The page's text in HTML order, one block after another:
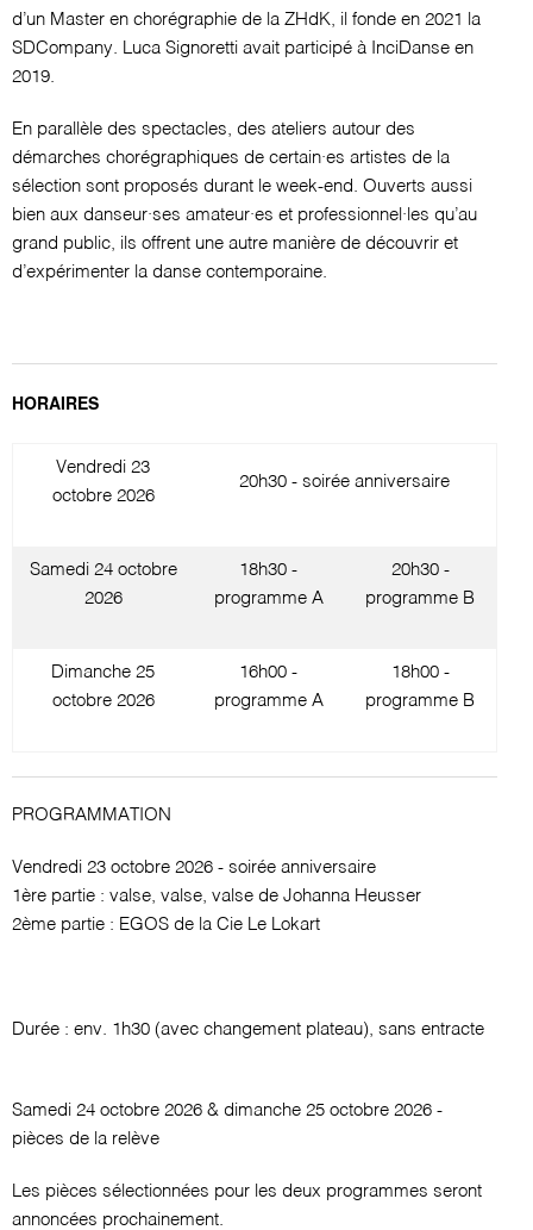
d’un Master en chorégraphie de la ZHdK, il fonde en 2021 la
SDCompany. Luca Signoretti avait participé à InciDanse en
2019.
En parallèle des spectacles, des ateliers autour des
démarches chorégraphiques de certain·es artistes de la
sélection sont proposés durant le week-end. Ouverts aussi
bien aux danseur·ses amateur·es et professionnel·les qu’au
grand public, ils offrent une autre manière de découvrir et
d’expérimenter la danse contemporaine.
HORAIRES
Vendredi 23
octobre 2026
20h30 - soirée anniversaire
Samedi 24 octobre
2026
18h30 -
programme A
20h30 -
programme B
Dimanche 25
octobre 2026
16h00 -
programme A
18h00 -
programme B
PROGRAMMATION
Vendredi 23 octobre 2026 - soirée anniversaire
1ère partie : valse, valse, valse de Johanna Heusser
2ème partie : EGOS de la Cie Le Lokart
Durée : env. 1h30 (avec changement plateau), sans entracte
Samedi 24 octobre 2026 & dimanche 25 octobre 2026 -
pièces de la relève
Les pièces sélectionnées pour les deux programmes seront
annoncées prochainement.